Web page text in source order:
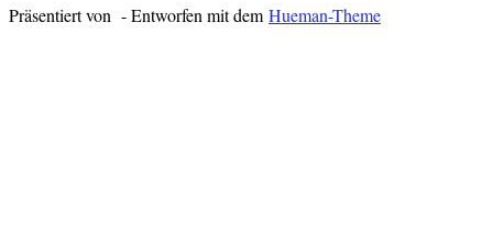
Präsentiert von - Entworfen mit dem Hueman-Theme